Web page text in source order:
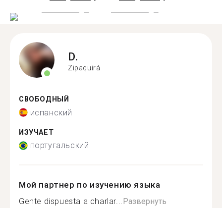
D.
Zipaquirá
СВОБОДНЫЙ
испанский
ИЗУЧАЕТ
португальский
Мой партнер по изучению языка
Gente dispuesta a charlar...Развернуть